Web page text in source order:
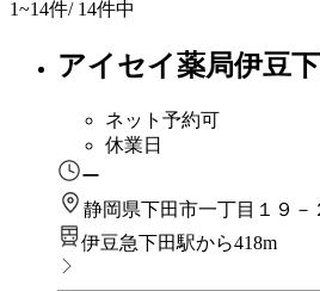
1~14件/ 14件中
アイセイ薬局伊豆
ネット予約可
休業日
ー
静岡県下田市一丁目１９－
伊豆急下田駅から418m